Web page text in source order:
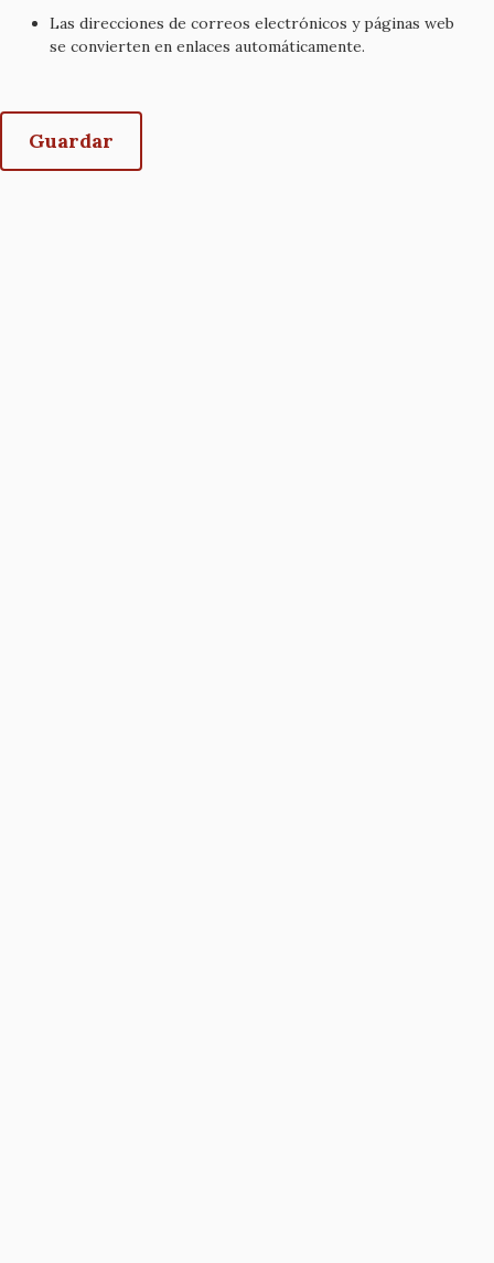
Las direcciones de correos electrónicos y páginas web
se convierten en enlaces automáticamente.